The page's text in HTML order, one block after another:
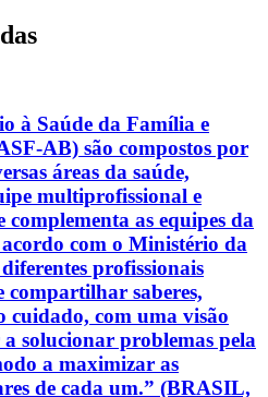
à Saúde da Família e
AB) são compostos por
áreas da saúde,
multiprofissional e
as equipes da
com o Ministério da
profissionais
compartilhar saberes,
cuidado, com uma visão
solucionar problemas pela
a maximizar as
de cada um.” (BRASIL,